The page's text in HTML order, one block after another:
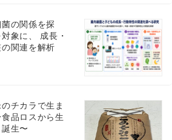
の関係を探
象に、 成長・
関連を解析
チカラで生ま
品ロスから生
生〜